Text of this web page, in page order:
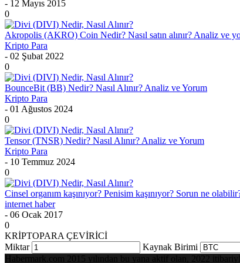
- 12 Mayıs 2015
0
Akropolis (AKRO) Coin Nedir? Nasıl satın alınır? Analiz ve
Kripto Para
- 02 Şubat 2022
0
BounceBit (BB) Nedir? Nasıl Alınır? Analiz ve Yorum
Kripto Para
- 01 Ağustos 2024
0
Tensor (TNSR) Nedir? Nasıl Alınır? Analiz ve Yorum
Kripto Para
- 10 Temmuz 2024
0
Cinsel organım kaşınıyor? Penisim kaşınıyor? Sorun ne
internet haber
- 06 Ocak 2017
0
KRİPTOPARA ÇEVİRİCİ
Miktar
Kaynak Birimi
Habermark.com 2015 yılından bu yana aktif olan, 2022